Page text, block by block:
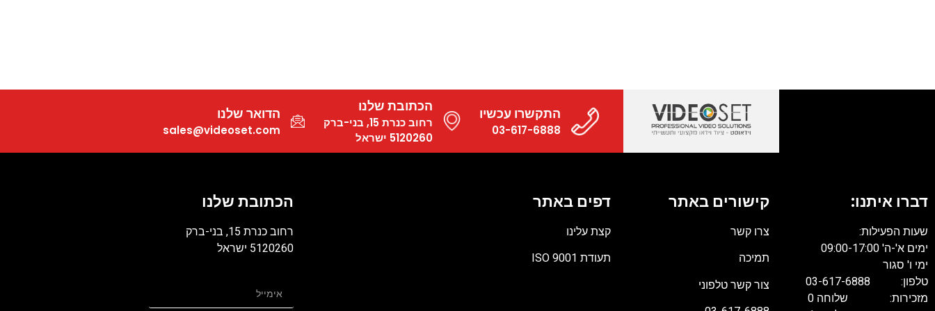
התקשרו עכשיו
03-617-6888
הכתובת שלנו
רחוב כנרת 15, בני-ברק
5120260 ישראל
הדואר שלנו
sales@videoset.com
דברו איתנו:
שעות הפעילות:
ימים א'-ה' 09:00-17:00
ימי ו' סגור
טלפון: 03-617-6888
מזכירות: שלוחה 0
קישורים באתר
צרו קשר
תמיכה
צור קשר טלפוני
דפים באתר
קצת עלינו
תעודת ISO 9001
הכתובת שלנו
רחוב כנרת 15, בני-ברק
5120260 ישראל